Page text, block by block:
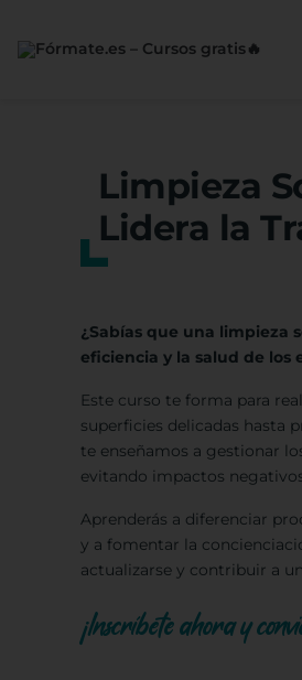
Limpieza
Lidera la
¿Sabías que una limpieza
eficiencia y la salud de los
Este curso te forma para
superficies delicadas hasta
te enseñamos a gestionar
evitando impactos
Aprenderás a diferenciar
y a fomentar la
actualizarse y contribuir a
¡Inscríbete ahora y